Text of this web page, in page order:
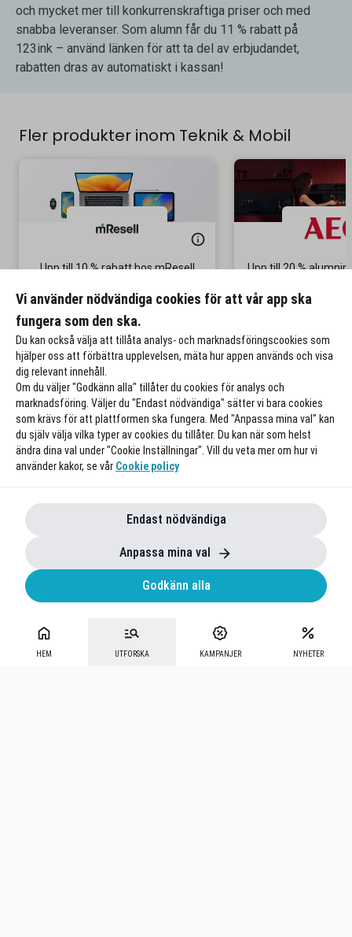
HEM UTFORSKA KAMPANJER NYHETER
och mycket mer till konkurrenskraftiga priser och med
snabba leveranser. Som alumn får du 11 % rabatt på
123ink – använd länken för att ta del av erbjudandet,
rabatten dras av automatiskt i kassan!
Fler produkter inom Teknik & Mobil
Upp till 10 % rabatt hos mResell
Till rabatten
Upp till 20 %
Vi använder nödvändiga cookies för att vår app ska
fungera som den ska.
Du kan också välja att tillåta analys- och marknadsföringscookies som
hjälper oss att förbättra upplevelsen, mäta hur appen används och visa
dig relevant innehåll.
Om du väljer "Godkänn alla" tillåter du cookies för analys och
marknadsföring. Väljer du "Endast nödvändiga" sätter vi bara cookies
som krävs för att plattformen ska fungera. Med "Anpassa mina val" kan
du själv välja vilka typer av cookies du tillåter. Du kan när som helst
ändra dina val under "Cookie Inställningar". Vill du veta mer om hur vi
använder kakor, se vår Cookie policy
Endast nödvändiga
Anpassa mina val
Godkänn alla